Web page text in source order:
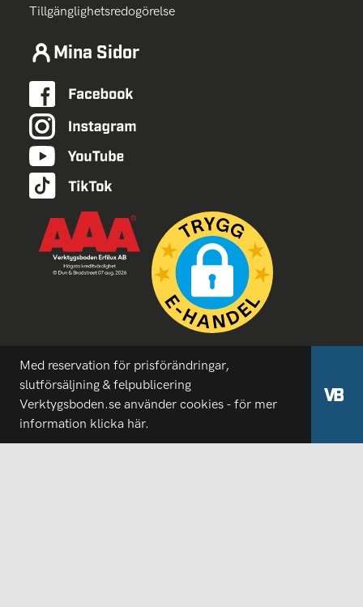
Tillgänglighetsredogörelse
Mina Sidor
Med reservation för prisförändringar,
slutförsäljning & felpublicering
Verktygsboden.se använder cookies - för mer
information klicka här.